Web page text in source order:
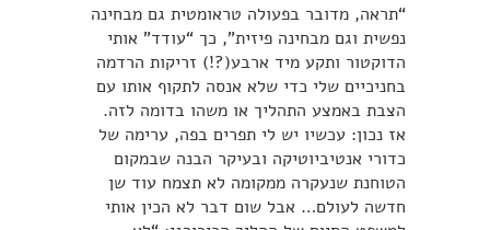
“תראה, מדובר בפעולה טראומטית גם מבחינה
נפשית וגם מבחינה פיזית”, כך “עודד” אותי
הדוקטור ותקע מיד ארבע(?!) זריקות הרדמה
בחניכיים שלי כדי שלא אנסה לתקוף אותו עם
הצבת באמצע התהליך או משהו בדומה לזה.
אז נכון: עכשיו יש לי תפרים בפה, ערימה של
כדורי אנטיביוטיקה ובעיקר הבנה שבמקום
הטוחנת שנעקרה ממקומה לא תצמח עוד שן
חדשה לעולם… אבל שום דבר לא הכין אותי